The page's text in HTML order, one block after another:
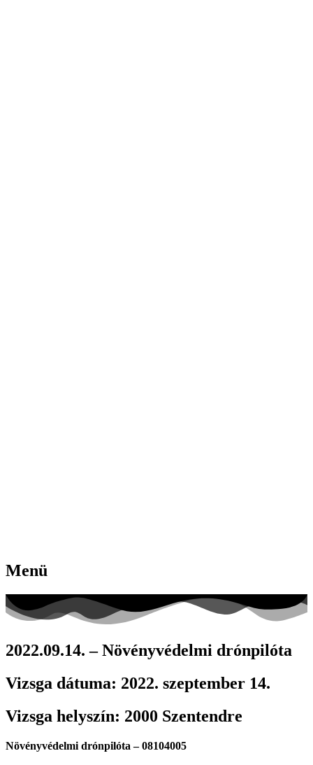
Menü
2022.09.14. – Növényvédelmi drónpilóta
Vizsga dátuma: 2022. szeptember 14.
Vizsga helyszín: 2000 Szentendre
Növényvédelmi drónpilóta – 08104005